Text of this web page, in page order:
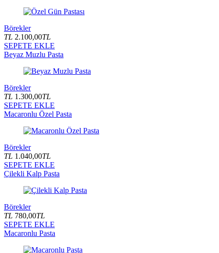
Börekler
TL 2.100,00TL
SEPETE EKLE
Beyaz Muzlu Pasta
Börekler
TL 1.300,00TL
SEPETE EKLE
Macaronlu Özel Pasta
Börekler
TL 1.040,00TL
SEPETE EKLE
Çilekli Kalp Pasta
Börekler
TL 780,00TL
SEPETE EKLE
Macaronlu Pasta